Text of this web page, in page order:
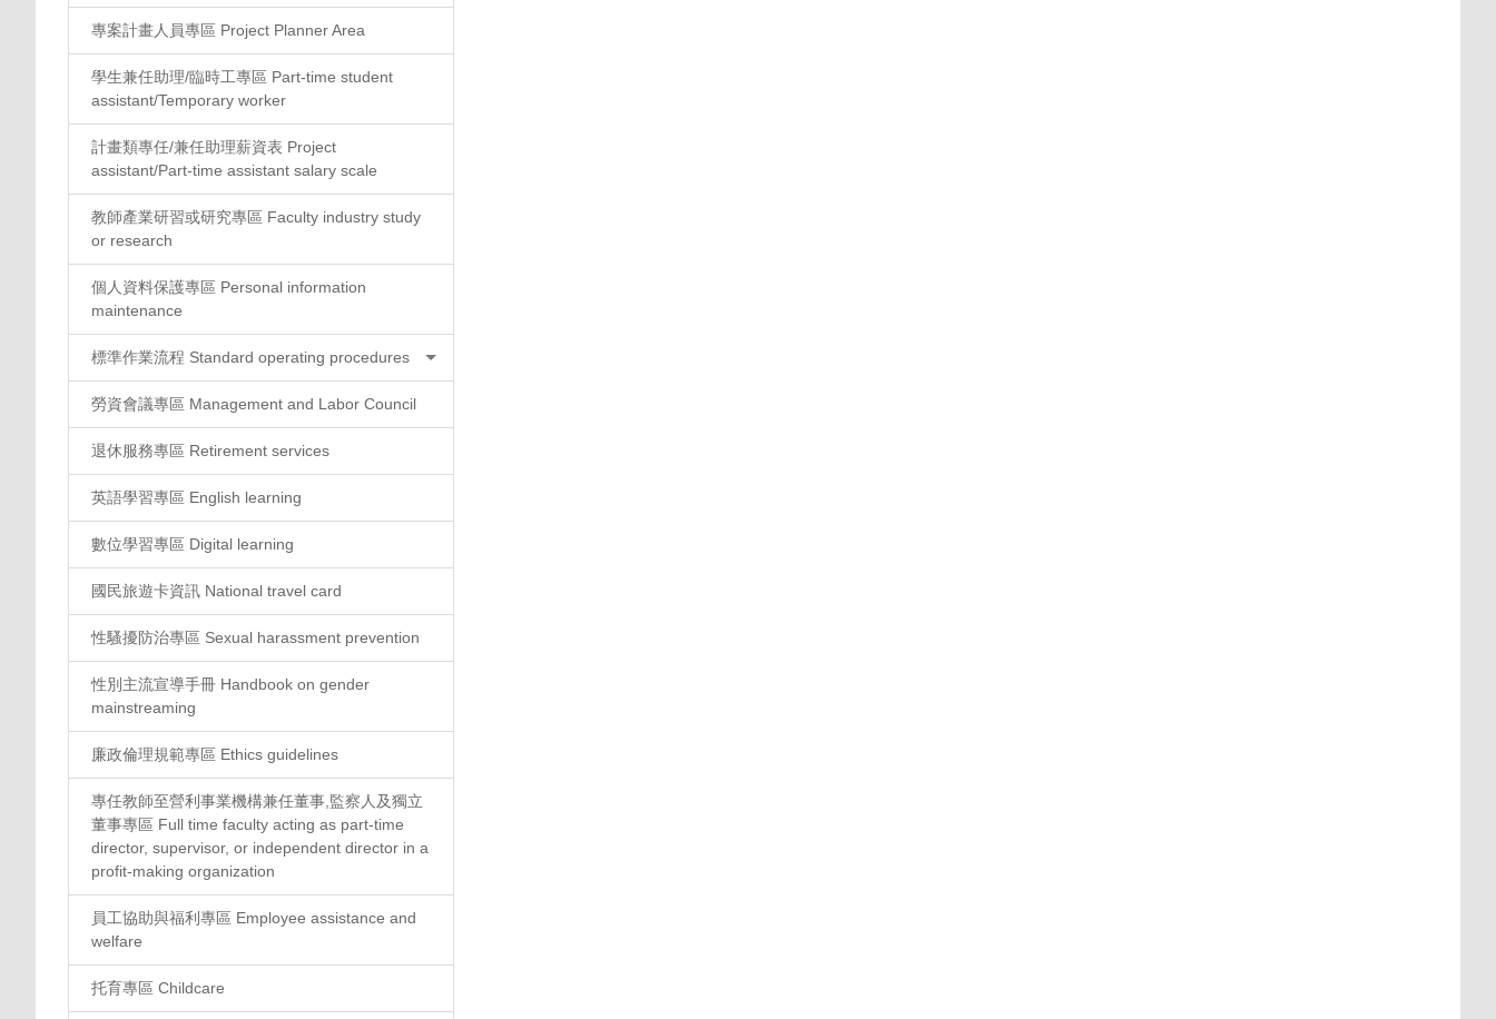
專案計畫人員專區 Project Planner Area
學生兼任助理/臨時工專區 Part-time student
assistant/Temporary worker
計畫類專任/兼任助理薪資表 Project
assistant/Part-time assistant salary scale
教師產業研習或研究專區 Faculty industry study
or research
個人資料保護專區 Personal information
maintenance
標準作業流程 Standard operating procedures
勞資會議專區 Management and Labor Council
退休服務專區 Retirement services
英語學習專區 English learning
數位學習專區 Digital learning
國民旅遊卡資訊 National travel card
性騷擾防治專區 Sexual harassment prevention
性別主流宣導手冊 Handbook on gender
mainstreaming
廉政倫理規範專區 Ethics guidelines
專任教師至營利事業機構兼任董事,監察人及獨立
董事專區 Full time faculty acting as part-time
director, supervisor, or independent director in a
profit-making organization
員工協助與福利專區 Employee assistance and
welfare
托育專區 Childcare